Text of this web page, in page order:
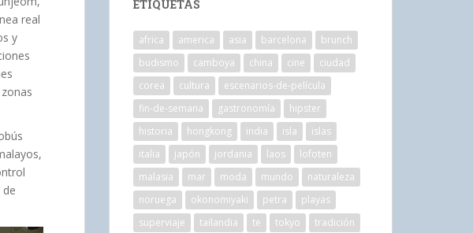
real
y
ETIQUETAS
africa america asia barcelona
brunch
budismo
camboya china cine
ciudad
corea
cultura
escenarios-de-película
fin-de-semana
gastronomía
hipster
historia
hongkong india isla
islas
italia
japón jordania laos
lofoten
malasia
mar moda mundo
naturaleza
noruega
okonomiyaki petra
playas
superviaje
tailandia te tokyo
tradición